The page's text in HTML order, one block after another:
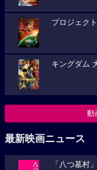
プロジェク
キングダム
動
最新映画ニュース
「八つ墓村